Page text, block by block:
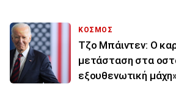
ΚΟΣΜΟΣ
Τζο Μπάιντεν: Ο
μετάσταση στα
εξουθενωτική